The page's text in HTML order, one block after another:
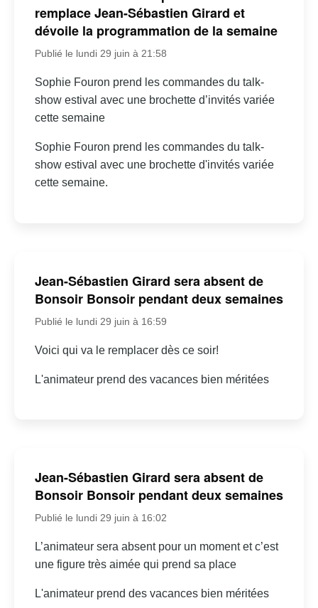
remplace Jean-Sébastien Girard et
dévoile la programmation de la semaine
Publié le lundi 29 juin à 21:58
Sophie Fouron prend les commandes du talk-
show estival avec une brochette d’invités variée
cette semaine
Sophie Fouron prend les commandes du talk-
show estival avec une brochette d'invités variée
cette semaine.
Jean-Sébastien Girard sera absent de
Bonsoir Bonsoir pendant deux semaines
Publié le lundi 29 juin à 16:59
Voici qui va le remplacer dès ce soir!
L'animateur prend des vacances bien méritées
Jean-Sébastien Girard sera absent de
Bonsoir Bonsoir pendant deux semaines
Publié le lundi 29 juin à 16:02
L’animateur sera absent pour un moment et c’est
une figure très aimée qui prend sa place
L'animateur prend des vacances bien méritées